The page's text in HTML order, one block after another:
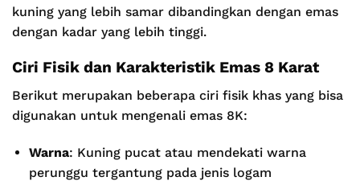
kuning yang lebih samar dibandingkan dengan emas
dengan kadar yang lebih tinggi.
Ciri Fisik dan Karakteristik Emas 8 Karat
Berikut merupakan beberapa ciri fisik khas yang bisa
digunakan untuk mengenali emas 8K:
Warna: Kuning pucat atau mendekati warna
perunggu tergantung pada jenis logam